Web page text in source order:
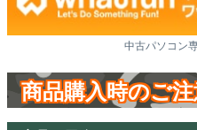
中古パソコン
商品購入時のご